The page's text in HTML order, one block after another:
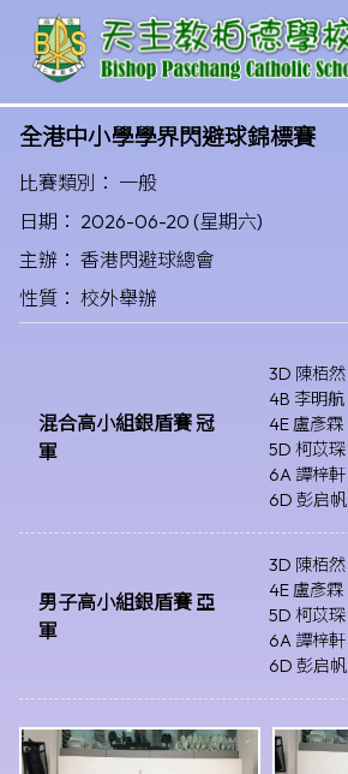
全港中小學學界閃避球錦標賽
比賽類別： 一般
日期： 2026-06-20 (星期六)
主辦： 香港閃避球總會
性質： 校外舉辦
混合高小組銀盾賽 冠
軍
3D 陳栢然
4B 李明航
4E 盧彥霖
5D 柯苡琛
6A 譚梓軒
6D 彭启帆
男子高小組銀盾賽 亞
軍
3D 陳栢然
4E 盧彥霖
5D 柯苡琛
6A 譚梓軒
6D 彭启帆